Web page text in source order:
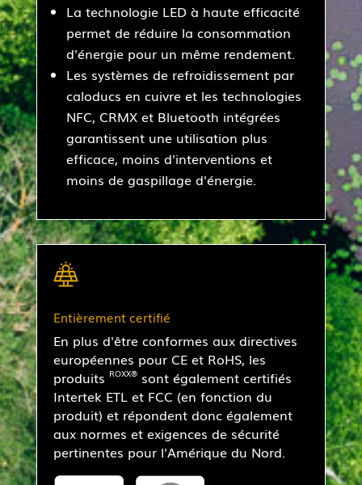
La technologie LED à haute efficacité
permet de réduire la consommation
d'énergie pour un même rendement.
Les systèmes de refroidissement par
caloducs en cuivre et les technologies
NFC, CRMX et Bluetooth intégrées
garantissent une utilisation plus
efficace, moins d'interventions et
moins de gaspillage d'énergie.
Entièrement certifié
En plus d'être conformes aux directives
européennes pour CE et RoHS, les
produits ROXX®sont également certifiés
Intertek ETL et FCC (en fonction du
produit) et répondent donc également
aux normes et exigences de sécurité
pertinentes pour l'Amérique du Nord.